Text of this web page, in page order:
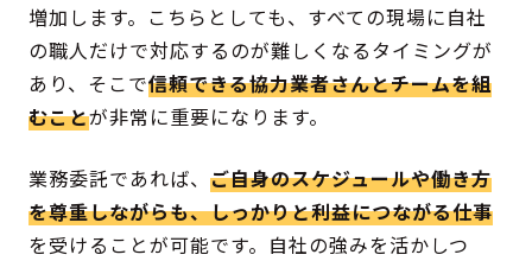
増加します。こちらとしても、すべての現場に自社
の職人だけで対応するのが難しくなるタイミングが
あり、そこで信頼できる協力業者さんとチームを組
むことが非常に重要になります。
業務委託であれば、ご自身のスケジュールや働き方
を尊重しながらも、しっかりと利益につながる仕事
を受けることが可能です。自社の強みを活かしつ